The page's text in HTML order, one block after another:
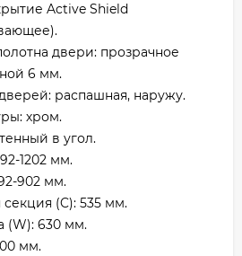
Active Shield
двери: прозрачное
6 мм.
распашная, наружу.
хром.
в угол.
1202 мм.
902 мм.
(C): 535 мм.
(W): 630 мм.
мм.